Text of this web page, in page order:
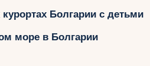
Укр
Болгарии с детьми
море в Болгарии